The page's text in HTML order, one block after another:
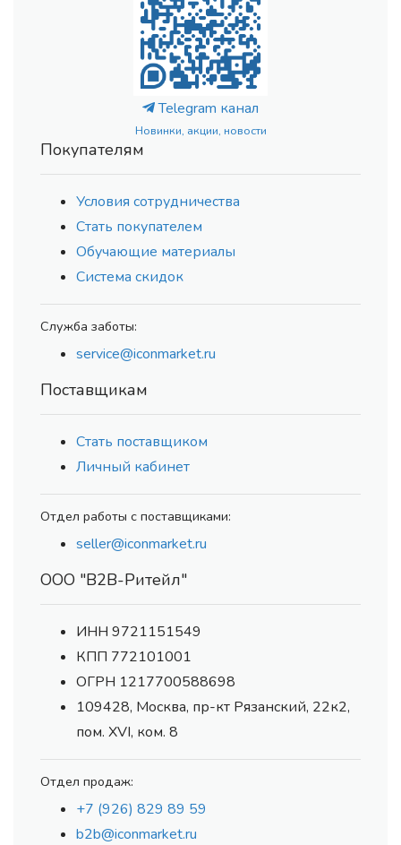
Telegram канал
Новинки, акции, новости
Покупателям
Условия сотрудничества
Стать покупателем
Обучающие материалы
Система скидок
Служба заботы:
service@iconmarket.ru
Поставщикам
Стать поставщиком
Личный кабинет
Отдел работы с поставщиками:
seller@iconmarket.ru
ООО "В2В-Ритейл"
ИНН 9721151549
КПП 772101001
ОГРН 1217700588698
109428, Москва, пр-кт Рязанский, 22к2,
пом. XVI, ком. 8
Отдел продаж:
+7 (926) 829 89 59
b2b@iconmarket.ru